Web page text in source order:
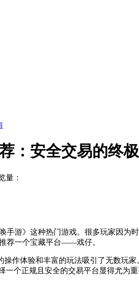
：安全交易的终
量：
手游》这种热门游戏。很多玩家因
荐一个宝藏平台——戏仔。
作体验和丰富的玩法吸引了无数玩
个正规且安全的交易平台显得尤为重